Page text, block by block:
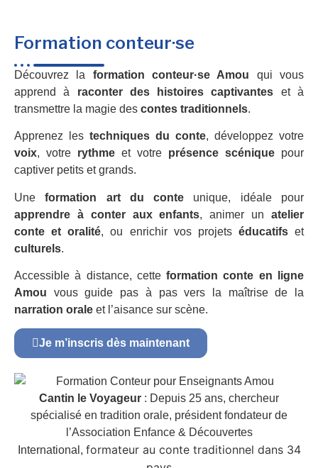
Formation conteur·se
Découvrez la formation conteur·se Amou qui vous
apprend à raconter des histoires captivantes et à
transmettre la magie des contes traditionnels.
Apprenez les techniques du conte, développez votre
voix, votre rythme et votre présence scénique pour
captiver petits et grands.
Uneformation art du conte unique, idéale pour
apprendre à conter aux enfants, animer unatelier
conte et oralité, ou enrichir vos projets éducatifset
culturels.
Accessible à distance, cetteformation conte en ligne
Amou vous guide pas à pas vers la maîtrise de la
narration orale et l’aisance sur scène.
Je m’inscris dès maintenant
Cantin le Voyageur : Depuis 25 ans, chercheur
spécialisé en tradition orale, président fondateur de
l’Association Enfance & Découvertes
International, formateur au conte traditionnel dans 34